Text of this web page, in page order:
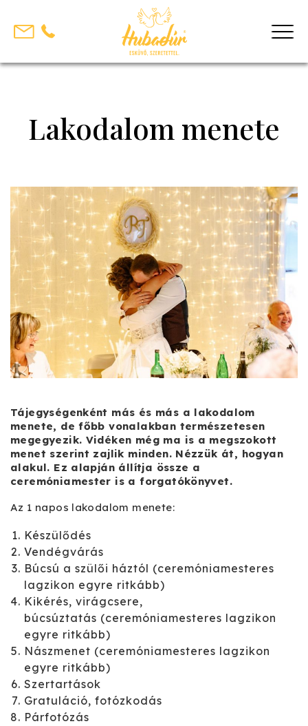
content
Lakodalom menete
Tájegységenként más és más a lakodalom
menete, de főbb vonalakban természetesen
megegyezik. Vidéken még ma is a megszokott
menet szerint zajlik minden. Nézzük át, hogyan
alakul. Ez alapján állítja össze a
ceremóniamester is a forgatókönyvet.
Az 1 napos lakodalom menete:
Készülődés
Vendégvárás
Búcsú a szülői háztól (ceremóniamesteres
lagzikon egyre ritkább)
Kikérés, virágcsere,
búcsúztatás (ceremóniamesteres lagzikon
egyre ritkább)
Nászmenet (ceremóniamesteres lagzikon
egyre ritkább)
Szertartások
Gratuláció, fotózkodás
Párfotózás